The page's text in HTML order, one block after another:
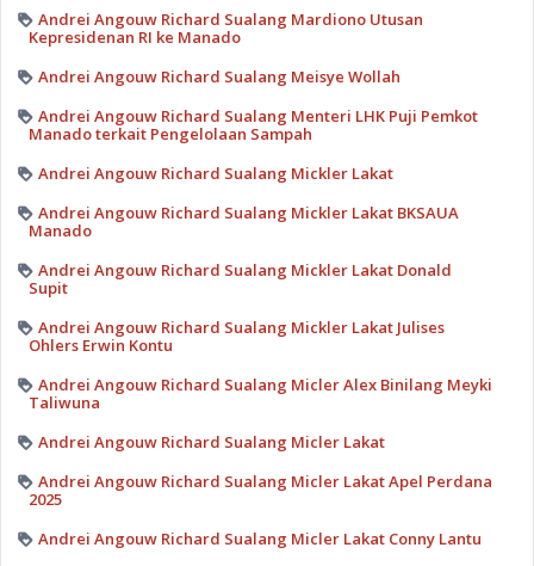
Andrei Angouw Richard Sualang Mardiono Utusan
Kepresidenan RI ke Manado
Andrei Angouw Richard Sualang Meisye Wollah
Andrei Angouw Richard Sualang Menteri LHK Puji Pemkot
Manado terkait Pengelolaan Sampah
Andrei Angouw Richard Sualang Mickler Lakat
Andrei Angouw Richard Sualang Mickler Lakat BKSAUA
Manado
Andrei Angouw Richard Sualang Mickler Lakat Donald
Supit
Andrei Angouw Richard Sualang Mickler Lakat Julises
Ohlers Erwin Kontu
Andrei Angouw Richard Sualang Micler Alex Binilang Meyki
Taliwuna
Andrei Angouw Richard Sualang Micler Lakat
Andrei Angouw Richard Sualang Micler Lakat Apel Perdana
2025
Andrei Angouw Richard Sualang Micler Lakat Conny Lantu